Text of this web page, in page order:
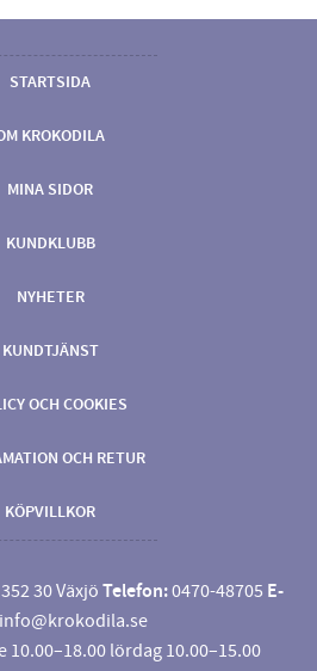
STARTSIDA
KROKODILA
MINA SIDOR
KUNDKLUBB
NYHETER
KUNDTJÄNST
OCH COOKIES
OCH RETUR
KÖPVILLKOR
30 VäxjöTelefon:0470-48705 E-
info@krokodila.se
lördag 10.00–15.00